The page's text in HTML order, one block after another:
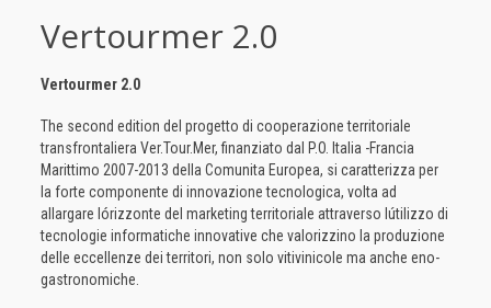
Vertourmer 2.0
Vertourmer 2.0
The second edition del progetto di cooperazione territoriale
transfrontaliera Ver.Tour.Mer, finanziato dal P.O. Italia -Francia
Marittimo 2007-2013 della Comunita Europea, si caratterizza per
la forte componente di innovazione tecnologica, volta ad
allargare lórizzonte del marketing territoriale attraverso lútilizzo di
tecnologie informatiche innovative che valorizzino la produzione
delle eccellenze dei territori, non solo vitivinicole ma anche eno-
gastronomiche.